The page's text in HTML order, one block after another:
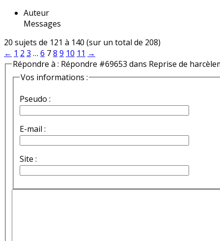
Auteur
Messages
20 sujets de 121 à 140 (sur un total de 208)
← 1 2 3 … 6 78 9 10 11 →
Répondre à : Répondre #69653 dans Reprise de
Vos informations :
Pseudo :
E-mail :
Site :